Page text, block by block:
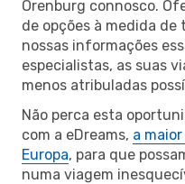
Orenburg connosco.
de opções à medida de
nossas informações
especialistas, as suas
menos atribuladas
Não perca esta
com a eDreams, a
Europa, para que
numa viagem